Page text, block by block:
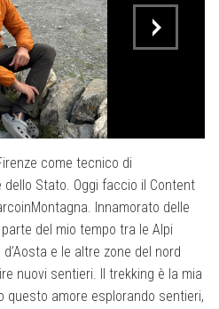
come tecnico di
Stato. Oggi faccio il Content
Innamorato delle
del mio tempo tra le Alpi
e le altre zone del nord
nuovi sentieri. Il trekking è la mia
questo amore esplorando sentieri,